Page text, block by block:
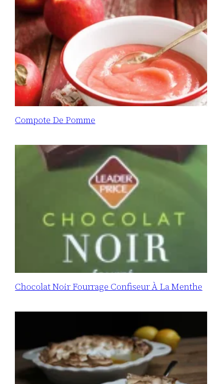
Compote De Pomme
Chocolat Noir Fourrage Confiseur À La Menthe